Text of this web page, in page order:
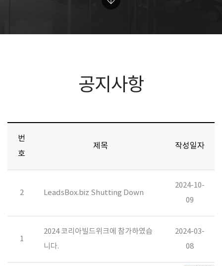
공지사항
번
호
제목 작성일자
2 LeadsBox.biz Shutting Down
2024-10-
09
1
2024 코리아빌드위크에 참가하였습
니다.
2024-03-
08